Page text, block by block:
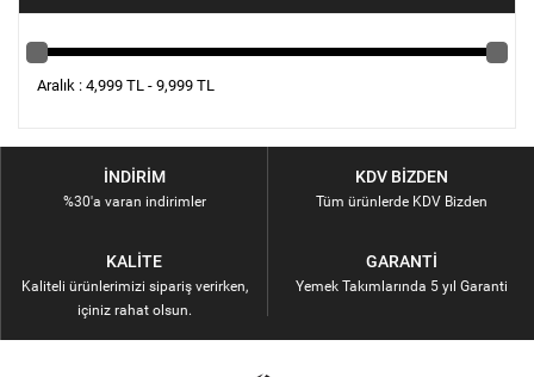
Aralık : 4,999 TL - 9,999 TL
İNDIRIM
%30'a varan indirimler
KDV BIZDEN
Tüm ürünlerde KDV Bizden
KALITE
Kaliteli ürünlerimizi sipariş verirken,
içiniz rahat olsun.
GARANTI
Yemek Takımlarında 5 yıl Garanti